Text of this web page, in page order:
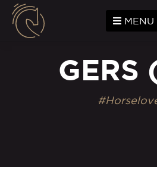
MENU
GERS
Panneau de gestion des